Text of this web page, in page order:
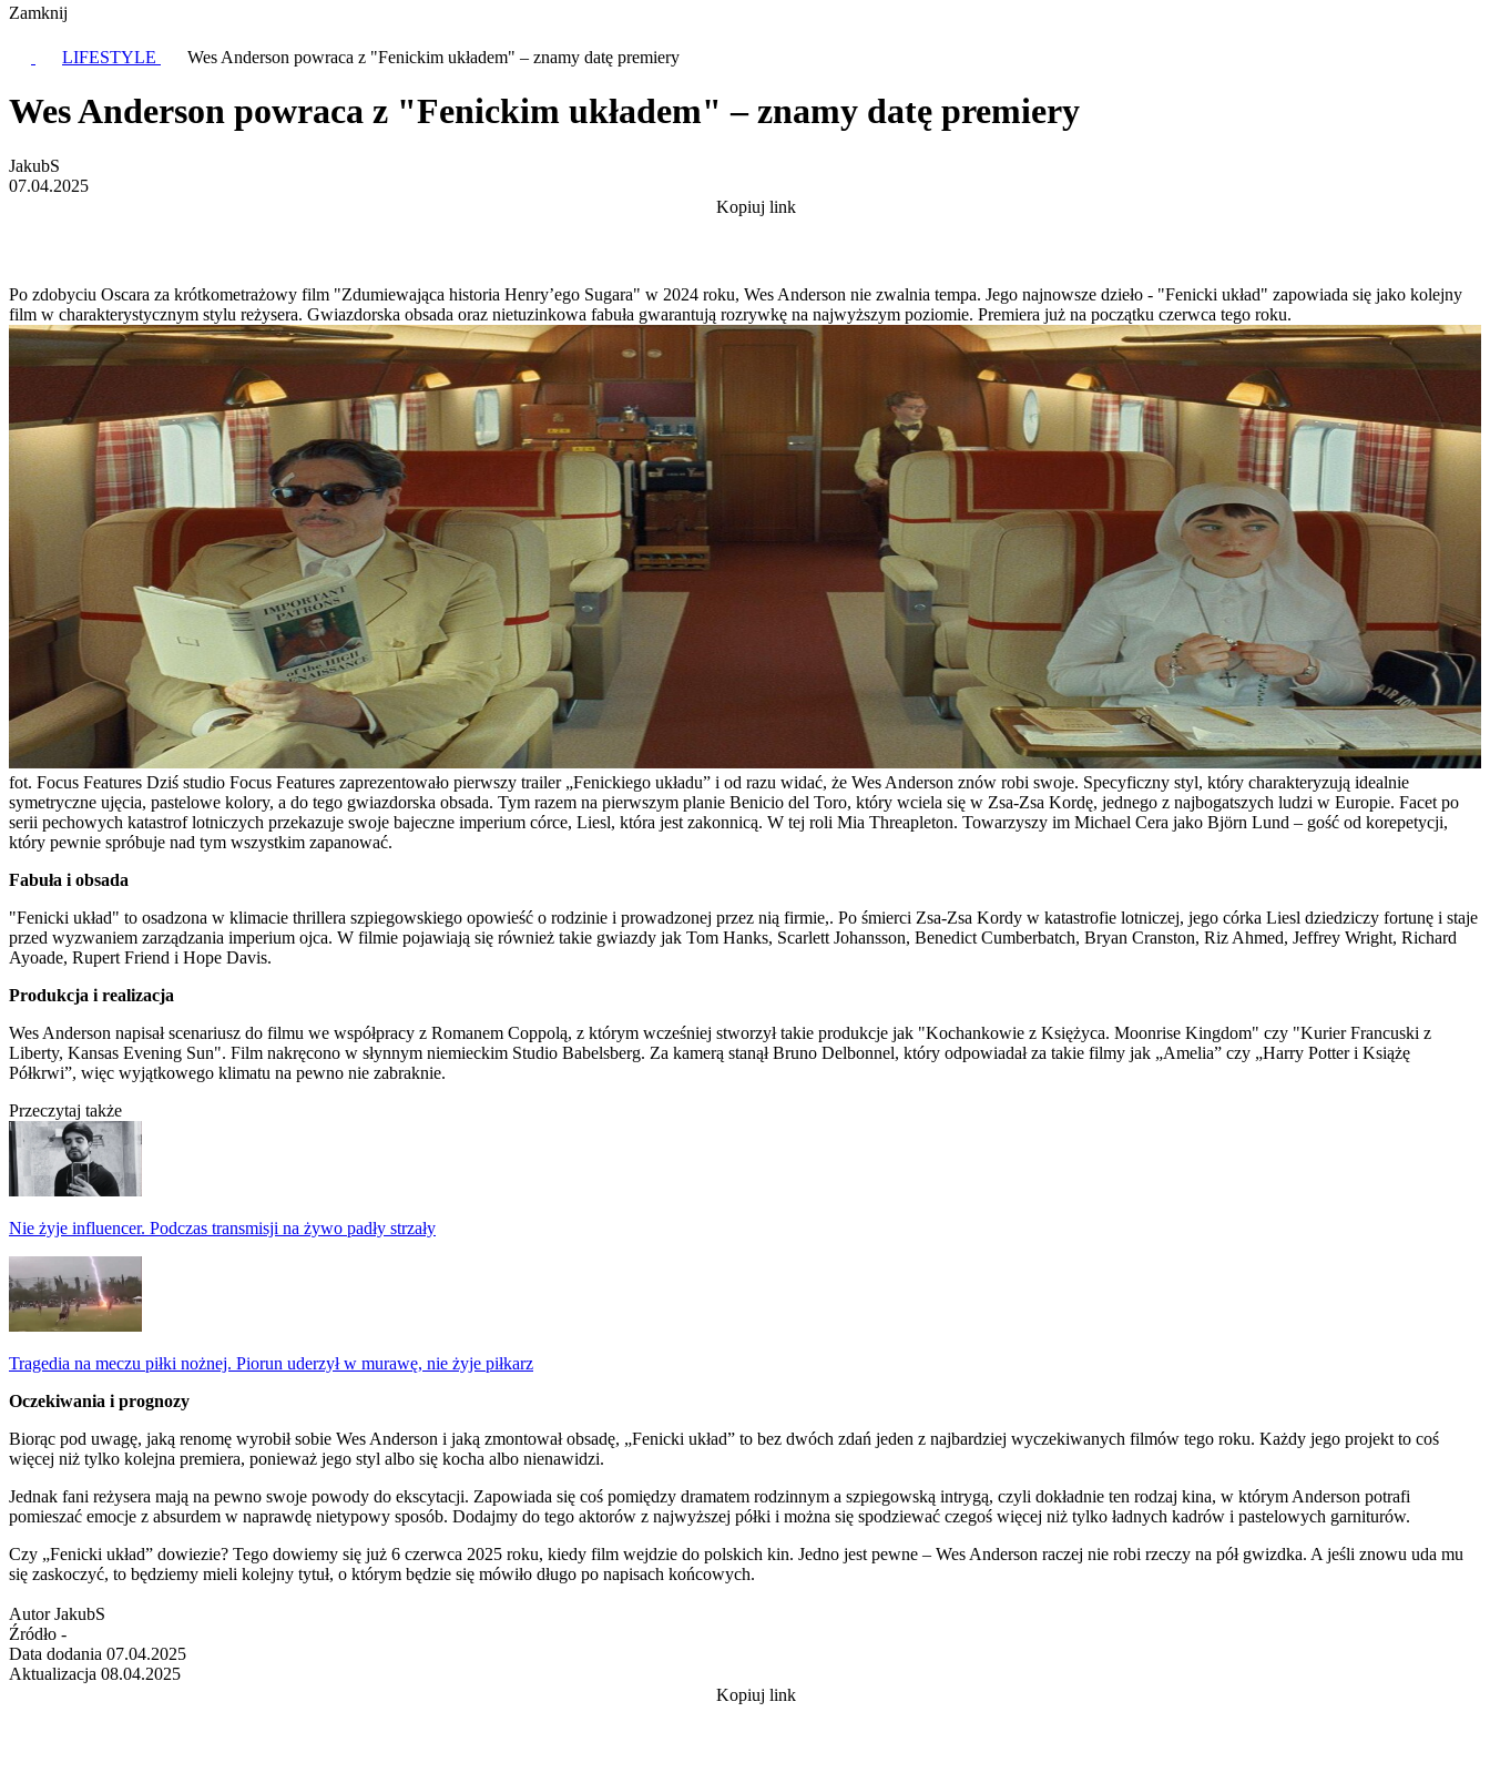
Zamknij
LIFESTYLE Wes Anderson powraca z "Fenickim układem" – znamy datę premiery
Wes Anderson powraca z "Fenickim układem" – znamy datę premiery
JakubS
07.04.2025
Kopiuj link
Po zdobyciu Oscara za krótkometrażowy film "Zdumiewająca historia Henry’ego Sugara" w 2024 roku, Wes Anderson nie zwalnia tempa. Jego najnowsze dzieło - "Fenicki układ" zapowiada się jako kolejny
film w charakterystycznym stylu reżysera. Gwiazdorska obsada oraz nietuzinkowa fabuła gwarantują rozrywkę na najwyższym poziomie. Premiera już na początku czerwca tego roku.
fot. Focus Features Dziś studio Focus Features zaprezentowało pierwszy trailer „Fenickiego układu” i od razu widać, że Wes Anderson znów robi swoje. Specyficzny styl, który charakteryzują idealnie
symetryczne ujęcia, pastelowe kolory, a do tego gwiazdorska obsada. Tym razem na pierwszym planie Benicio del Toro, który wciela się w Zsa-Zsa Kordę, jednego z najbogatszych ludzi w Europie. Facet po
serii pechowych katastrof lotniczych przekazuje swoje bajeczne imperium córce, Liesl, która jest zakonnicą. W tej roli Mia Threapleton. Towarzyszy im Michael Cera jako Björn Lund – gość od korepetycji,
który pewnie spróbuje nad tym wszystkim zapanować.
Fabuła i obsada
"Fenicki układ" to osadzona w klimacie thrillera szpiegowskiego opowieść o rodzinie i prowadzonej przez nią firmie,. Po śmierci Zsa-Zsa Kordy w katastrofie lotniczej, jego córka Liesl dziedziczy fortunę i staje
przed wyzwaniem zarządzania imperium ojca. W filmie pojawiają się również takie gwiazdy jak Tom Hanks, Scarlett Johansson, Benedict Cumberbatch, Bryan Cranston, Riz Ahmed, Jeffrey Wright, Richard
Ayoade, Rupert Friend i Hope Davis.
Produkcja i realizacja
Wes Anderson napisał scenariusz do filmu we współpracy z Romanem Coppolą, z którym wcześniej stworzył takie produkcje jak "Kochankowie z Księżyca. Moonrise Kingdom" czy "Kurier Francuski z
Liberty, Kansas Evening Sun". Film nakręcono w słynnym niemieckim Studio Babelsberg. Za kamerą stanął Bruno Delbonnel, który odpowiadał za takie filmy jak „Amelia” czy „Harry Potter i Książę
Półkrwi”, więc wyjątkowego klimatu na pewno nie zabraknie.
Przeczytaj także
Nie żyje influencer. Podczas transmisji na żywo padły strzały
Tragedia na meczu piłki nożnej. Piorun uderzył w murawę, nie żyje piłkarz
Oczekiwania i prognozy
Biorąc pod uwagę, jaką renomę wyrobił sobie Wes Anderson i jaką zmontował obsadę, „Fenicki układ” to bez dwóch zdań jeden z najbardziej wyczekiwanych filmów tego roku. Każdy jego projekt to coś
więcej niż tylko kolejna premiera, ponieważ jego styl albo się kocha albo nienawidzi.
Jednak fani reżysera mają na pewno swoje powody do ekscytacji. Zapowiada się coś pomiędzy dramatem rodzinnym a szpiegowską intrygą, czyli dokładnie ten rodzaj kina, w którym Anderson potrafi
pomieszać emocje z absurdem w naprawdę nietypowy sposób. Dodajmy do tego aktorów z najwyższej półki i można się spodziewać czegoś więcej niż tylko ładnych kadrów i pastelowych garniturów.
Czy „Fenicki układ” dowiezie? Tego dowiemy się już 6 czerwca 2025 roku, kiedy film wejdzie do polskich kin. Jedno jest pewne – Wes Anderson raczej nie robi rzeczy na pół gwizdka. A jeśli znowu uda mu
się zaskoczyć, to będziemy mieli kolejny tytuł, o którym będzie się mówiło długo po napisach końcowych.
Autor JakubS
Źródło -
Data dodania 07.04.2025
Aktualizacja 08.04.2025
Kopiuj link